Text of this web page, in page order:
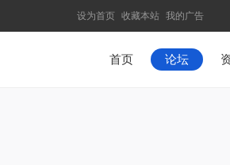
设为首页 收藏本站 我的广告
首页 论坛